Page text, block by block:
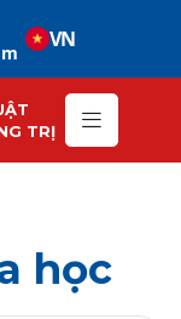
VN
TRỊ
học